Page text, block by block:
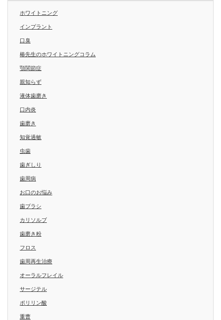
ホワイトニング
インプラント
口臭
椿先生のホワイトニングコラム
顎関節症
親知らず
液体歯磨き
口内炎
歯磨き
知覚過敏
虫歯
歯ぎしり
歯周病
お口のお悩み
歯ブラシ
カリソルブ
歯磨き粉
フロス
歯周再生治療
オーラルフレイル
サージテル
ポリリン酸
重曹